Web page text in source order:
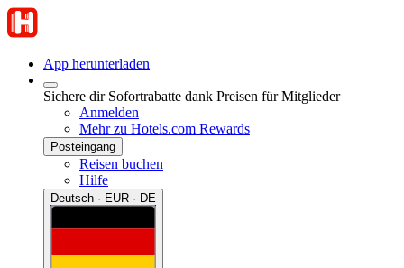
App herunterladen
Sichere dir Sofortrabatte dank Preisen für Mitglieder
Anmelden
Mehr zu Hotels.com Rewards
Posteingang
Reisen buchen
Hilfe
Deutsch · EUR · DE